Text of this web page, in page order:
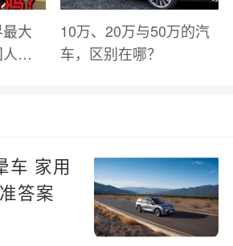
大
怎
10万、20万与50万的汽
车，区别在哪？
车 家用
答案